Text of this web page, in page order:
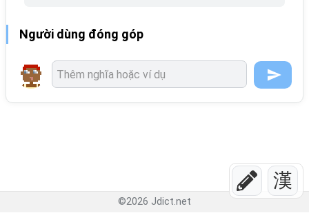
漢
Người dùng đóng góp
©2026 Jdict.net